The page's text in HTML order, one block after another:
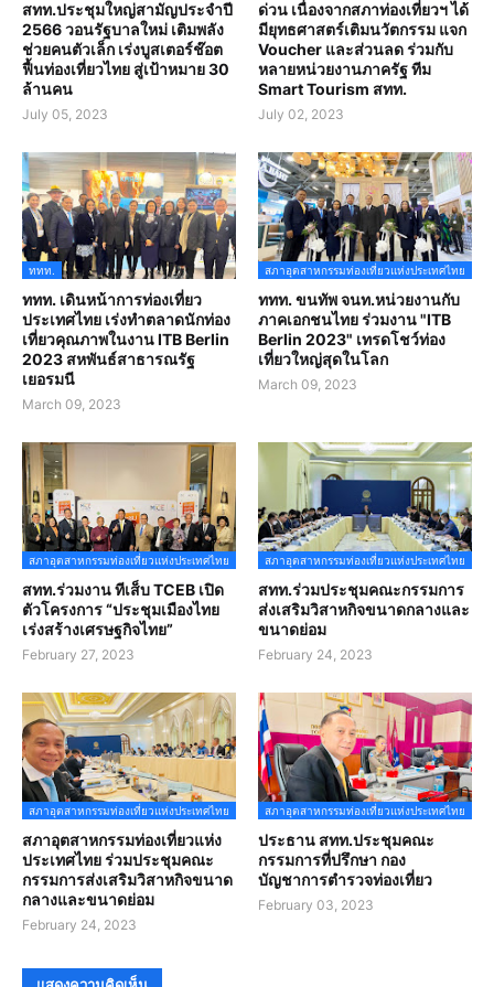
สทท.ประชุมใหญ่สามัญประจำปี
2566 วอนรัฐบาลใหม่ เติมพลัง
ช่วยคนตัวเล็ก เร่งบูสเตอร์ช๊อต
ฟื้นท่องเที่ยวไทย สู่เป้าหมาย 30
ล้านคน
July 05, 2023
ด่วน เนื่องจากสภาท่องเที่ยวฯ ได้
มียุทธศาสตร์เติมนวัตกรรม แจก
Voucher และส่วนลด ร่วมกับ
หลายหน่วยงานภาครัฐ ทีม
Smart Tourism สทท.
July 02, 2023
ททท.
ททท. เดินหน้าการท่องเที่ยว
ประเทศไทย เร่งทำตลาดนักท่อง
เที่ยวคุณภาพในงาน ITB Berlin
2023 สหพันธ์สาธารณรัฐ
เยอรมนี
March 09, 2023
สภาอุตสาหกรรมท่องเที่ยวแห่งประเทศไทย
ททท. ขนทัพ จนท.หน่วยงานกับ
ภาคเอกชนไทย ร่วมงาน "ITB
Berlin 2023" เทรดโชว์ท่อง
เที่ยวใหญ่สุดในโลก
March 09, 2023
สภาอุตสาหกรรมท่องเที่ยวแห่งประเทศไทย
สทท.ร่วมงาน ทีเส็บ TCEB เปิด
ตัวโครงการ “ประชุมเมืองไทย
เร่งสร้างเศรษฐกิจไทย”
February 27, 2023
สภาอุตสาหกรรมท่องเที่ยวแห่งประเทศไทย
สทท.ร่วมประชุมคณะกรรมการ
ส่งเสริมวิสาหกิจขนาดกลางและ
ขนาดย่อม
February 24, 2023
สภาอุตสาหกรรมท่องเที่ยวแห่งประเทศไทย
สภาอุตสาหกรรมท่องเที่ยวแห่ง
ประเทศไทย ร่วมประชุมคณะ
กรรมการส่งเสริมวิสาหกิจขนาด
กลางและขนาดย่อม
February 24, 2023
สภาอุตสาหกรรมท่องเที่ยวแห่งประเทศไทย
ประธาน สทท.ประชุมคณะ
กรรมการที่ปรึกษา กอง
บัญชาการตำรวจท่องเที่ยว
February 03, 2023